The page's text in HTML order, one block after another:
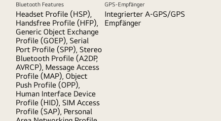
Bluetooth Features
Headset Profile (HSP),
Handsfree Profile (HFP),
Generic Object Exchange
Profile (GOEP), Serial
Port Profile (SPP), Stereo
Bluetooth Profile (A2DP,
AVRCP), Message Access
Profile (MAP), Object
Push Profile (OPP),
Human Interface Device
Profile (HID), SIM Access
Profile (SAP), Personal
GPS-Empfänger
Integrierter A-GPS/GPS
Empfänger